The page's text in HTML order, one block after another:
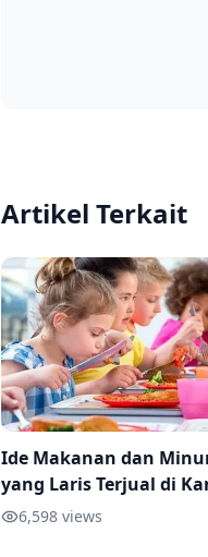
Artikel Terkait
Ide Makanan dan
yang Laris Terjual di
Sekolah, Beserta Tipsnya
6,598 views